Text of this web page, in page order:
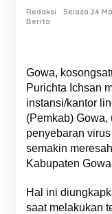
Redaksi
Selasa 24
Berita
Gowa,
Purichta Ichsan
instansi/kantor
(Pemkab) Gowa,
penyebaran
semakin
Kabupaten
Hal ini
saat melakukan